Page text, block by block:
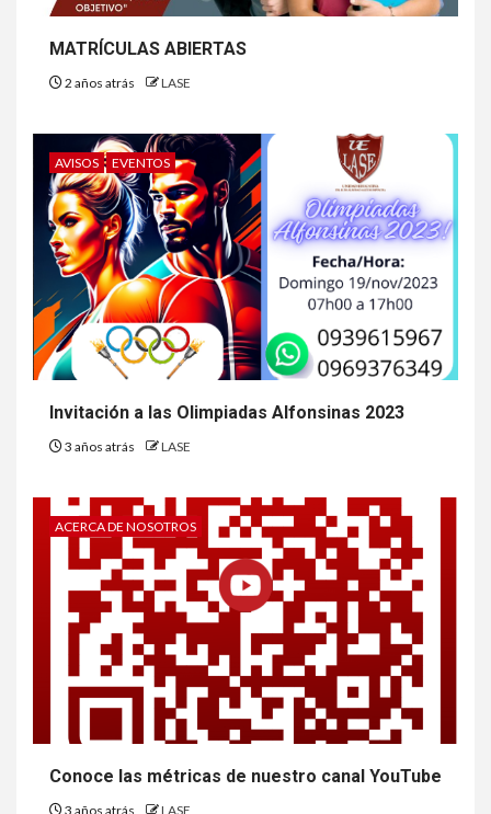
MATRÍCULAS ABIERTAS
2 años atrás LASE
AVISOS EVENTOS
Invitación a las Olimpiadas Alfonsinas 2023
3 años atrás LASE
ACERCA DE NOSOTROS
Conoce las métricas de nuestro canal YouTube
3 años atrás LASE